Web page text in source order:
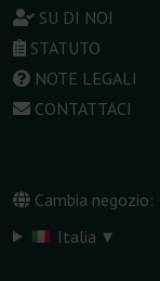
SU DI NOI
STATUTO
NOTE LEGALI
CONTATTACI
Cambia negozio:
Italia ▾